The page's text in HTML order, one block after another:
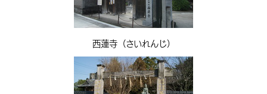
西蓮寺（さいれんじ）